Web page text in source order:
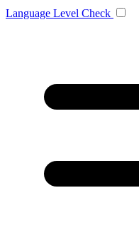
Language Level Check